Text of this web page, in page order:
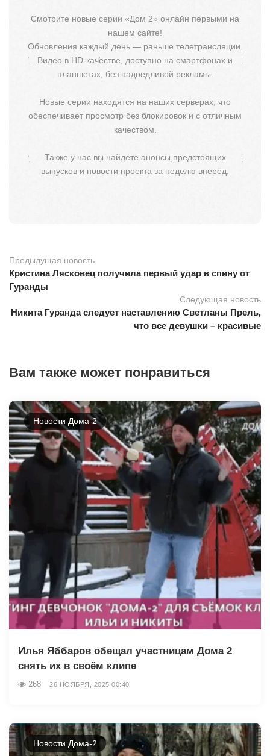
Смотрите новые серии «Дом 2» онлайн первыми на
нашем сайте!
Обновления каждый день — раньше телетрансляции.
Видео в HD-качестве, доступно на смартфонах и
планшетах, без надоедливой рекламы.
Новые серии находятся на наших серверах, что
обеспечивает просмотр без блокировок и с отличным
качеством.
Также у нас вы найдёте анонсы предстоящих
выпусков и новости проекта за неделю вперёд.
Предыдущая новость
Кристина Лясковец получила первый удар в спину от
Гуранды
Следующая новость
Никита Гуранда следует наставлению Светланы Прель,
что все девушки – красивые
Вам также может понравиться
Новости Дома-2
Илья Яббаров обещал участницам Дома 2
снять их в своём клипе
268 26 НОЯБРЯ, 2025 00:40
Новости Дома-2